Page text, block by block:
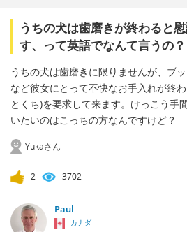
うちの犬は歯磨きが終わると
す、って英語でなんて言うの？
うちの犬は歯磨きに限りませんが、ブ
など彼女にとって不快なお手入れが終
とくち)を要求して来ます。けっこう手
いたいのはこっちの方なんですけど？
Yukaさん
2 3702
Paul
カナダ